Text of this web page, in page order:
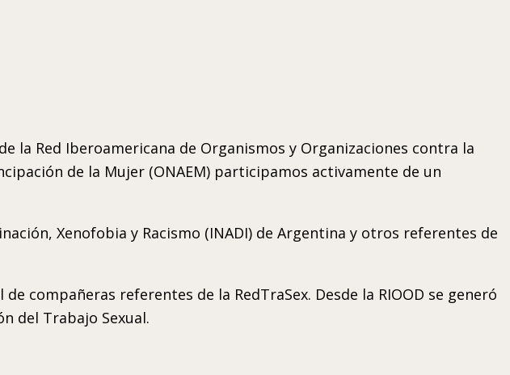
la Red Iberoamericana de Organismos y Organizaciones contra la
de la Mujer (ONAEM) participamos activamente de un
Xenofobia y Racismo (INADI) de Argentina y otros referentes de
compañeras referentes de la RedTraSex. Desde la RIOOD se generó
del Trabajo Sexual.